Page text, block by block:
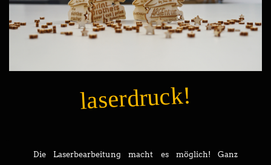
laserdruck!
Die Laserbearbeitung macht es möglich! Ganz